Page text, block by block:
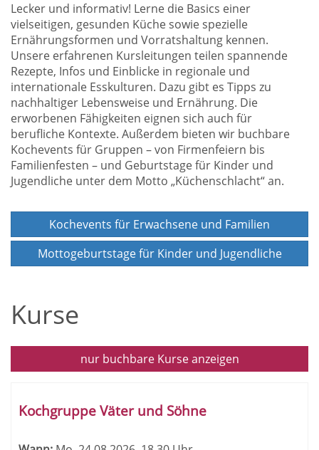
Lecker und informativ! Lerne die Basics einer
vielseitigen, gesunden Küche sowie spezielle
Ernährungsformen und Vorratshaltung kennen.
Unsere erfahrenen Kursleitungen teilen spannende
Rezepte, Infos und Einblicke in regionale und
internationale Esskulturen. Dazu gibt es Tipps zu
nachhaltiger Lebensweise und Ernährung. Die
erworbenen Fähigkeiten eignen sich auch für
berufliche Kontexte. Außerdem bieten wir buchbare
Kochevents für Gruppen – von Firmenfeiern bis
Familienfesten – und Geburtstage für Kinder und
Jugendliche unter dem Motto „Küchenschlacht“ an.
Kochevents für Erwachsene und Familien
Mottogeburtstage für Kinder und Jugendliche
Kurse
Kochen
Genießen
nur buchbareKurse anzeigen
Tabellenüberschriften
können
Kochgruppe Väter und Söhne